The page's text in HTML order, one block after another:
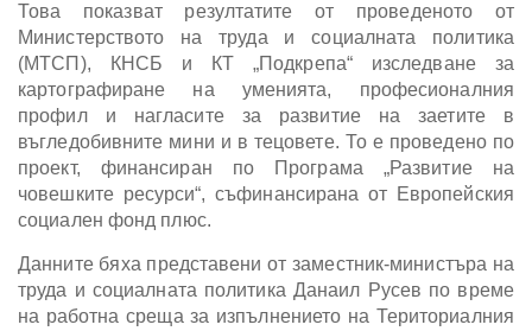
Това показват резултатите от проведеното от
Министерството на труда и социалната политика
(МТСП), КНСБ и КТ „Подкрепа“ изследване за
картографиране на уменията, професионалния
профил и нагласите за развитие на заетите в
въгледобивните мини и в тецовете. То е проведено по
проект, финансиран по Програма „Развитие на
човешките ресурси“, съфинансирана от Европейския
социален фонд плюс.
Данните бяха представени от заместник-министъра на
труда и социалната политика Данаил Русев по време
на работна среща за изпълнението на Териториалния